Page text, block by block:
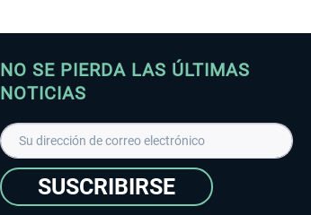
NO SE PIERDA LAS ÚLTIMAS
NOTICIAS
SUSCRIBIRSE